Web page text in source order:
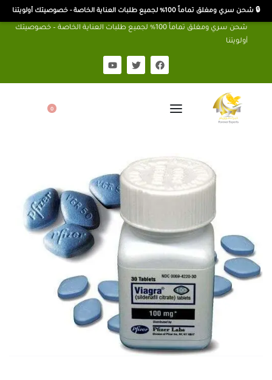
🔒 شحن سري ومغلق تماماً 100% لجميع طلبات العناية الخاصة - خصوصيتك أولويتنا
شحن سري ومغلق تماماً 100% لجميع طلبات العناية الخاصة – خصوصيتك
أولويتنا
0